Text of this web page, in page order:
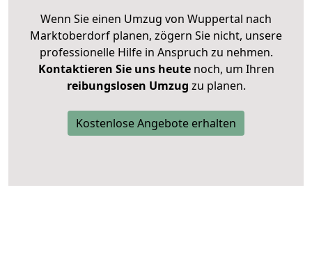
Wenn Sie einen Umzug von Wuppertal nach
Marktoberdorf planen, zögern Sie nicht, unsere
professionelle Hilfe in Anspruch zu nehmen.
Kontaktieren Sie uns heutenoch, um Ihren
reibungslosen Umzug zu planen.
Kostenlose Angebote erhalten